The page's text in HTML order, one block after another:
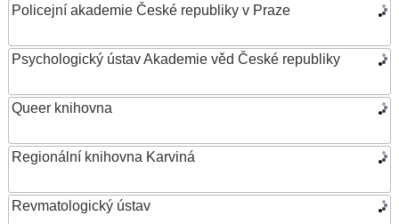
Policejní akademie České republiky v Praze
Psychologický ústav Akademie věd České republiky
Queer knihovna
Regionální knihovna Karviná
Revmatologický ústav